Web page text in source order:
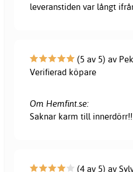
leveranstiden var långt
(5 av 5) av
Verifierad köpare
Om Hemfint.se:
Saknar karm till
(4 av 5) av